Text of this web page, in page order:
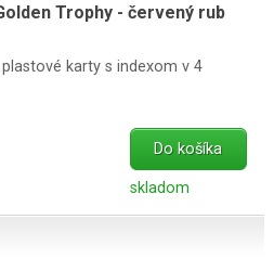
Trophy - červený rub
karty s indexom v 4
Do košíka
skladom